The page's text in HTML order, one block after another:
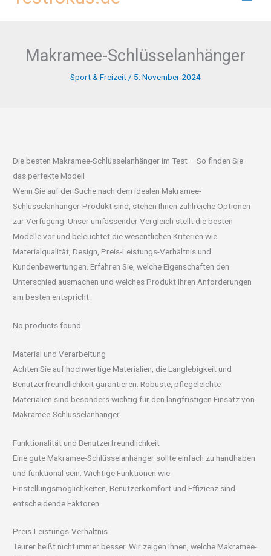
Makramee-Schlüsselanhänger
Sport & Freizeit / 5. November 2024
Die besten Makramee-Schlüsselanhänger im Test – So finden Sie
das perfekte Modell
Wenn Sie auf der Suche nach dem idealen Makramee-
Schlüsselanhänger-Produkt sind, stehen Ihnen zahlreiche Optionen
zur Verfügung. Unser umfassender Vergleich stellt die besten
Modelle vor und beleuchtet die wesentlichen Kriterien wie
Materialqualität, Design, Preis-Leistungs-Verhältnis und
Kundenbewertungen. Erfahren Sie, welche Eigenschaften den
Unterschied ausmachen und welches Produkt Ihren Anforderungen
am besten entspricht.
No products found.
Material und Verarbeitung
Achten Sie auf hochwertige Materialien, die Langlebigkeit und
Benutzerfreundlichkeit garantieren. Robuste, pflegeleichte
Materialien sind besonders wichtig für den langfristigen Einsatz von
Makramee-Schlüsselanhänger.
Funktionalität und Benutzerfreundlichkeit
Eine gute Makramee-Schlüsselanhänger sollte einfach zu handhaben
und funktional sein. Wichtige Funktionen wie
Einstellungsmöglichkeiten, Benutzerkomfort und Effizienz sind
entscheidende Faktoren.
Preis-Leistungs-Verhältnis
Teurer heißt nicht immer besser. Wir zeigen Ihnen, welche Makramee-